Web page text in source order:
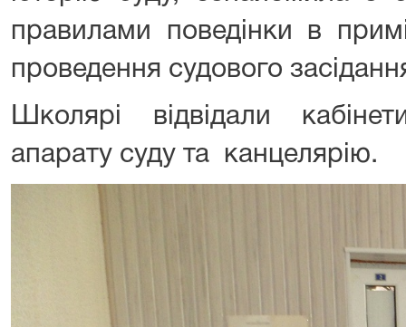
правилами поведінки в
проведення судового
Школярі відвідали
апарату суду та канцелярію.